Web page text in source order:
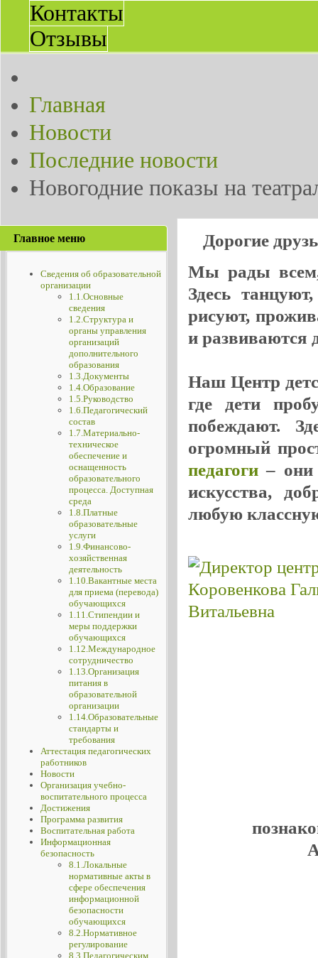
Контакты
Отзывы
Главная
Новости
Последние новости
Новогодние показы на
Главное меню
Сведения об образовательной
организации
1.1.Основные
сведения
1.2.Структура и
органы управления
организаций
дополнительного
образования
1.3.Документы
1.4.Образование
1.5.Руководство
1.6.Педагогический
состав
1.7.Материально-
техническое
обеспечение и
оснащенность
образовательного
процесса. Доступная
среда
1.8.Платные
образовательные
услуги
1.9.Финансово-
хозяйственная
деятельность
1.10.Вакантные места
для приема (перевода)
обучающихся
1.11.Стипендии и
меры поддержки
обучающихся
1.12.Международное
сотрудничество
1.13.Организация
питания в
образовательной
организации
1.14.Образовательные
стандарты и
требования
Аттестация педагогических
работников
Новости
Организация учебно-
воспитательного процесса
Достижения
Программа развития
Воспитательная работа
Информационная
безопасность
8.1.Локальные
нормативные акты в
сфере обеспечения
информационной
безопасности
обучающихся
8.2.Нормативное
регулирование
8.3.Педагогическим
Дорогие
Мы рады всем,
Здесь
рисуют,
и развиваются
Наш Центр
где дети
побеждают.
огромный
педагоги– они
искусства,
любую